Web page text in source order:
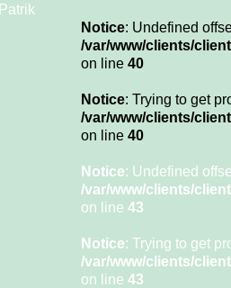
Patrik
Notice: Undefined
/var/www/clients/
on line 40
Notice: Trying to get
/var/www/clients/
on line 40
Notice: Undefined
/var/www/clients/
on line 43
Notice: Trying to get
/var/www/clients/
on line 43